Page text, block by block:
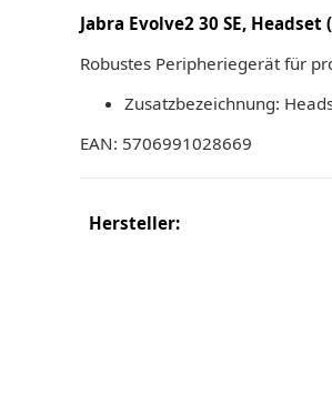
Jabra Evolve2 30 SE, Headset
Robustes Peripheriegerät für
Zusatzbezeichnung:
EAN: 5706991028669
Hersteller: